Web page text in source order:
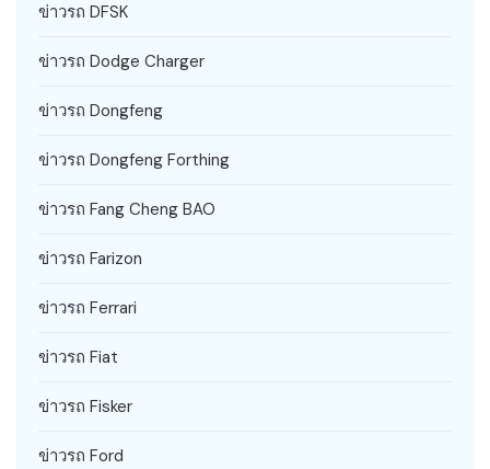
ข่าวรถ DFSK
ข่าวรถ Dodge Charger
ข่าวรถ Dongfeng
ข่าวรถ Dongfeng Forthing
ข่าวรถ Fang Cheng BAO
ข่าวรถ Farizon
ข่าวรถ Ferrari
ข่าวรถ Fiat
ข่าวรถ Fisker
ข่าวรถ Ford